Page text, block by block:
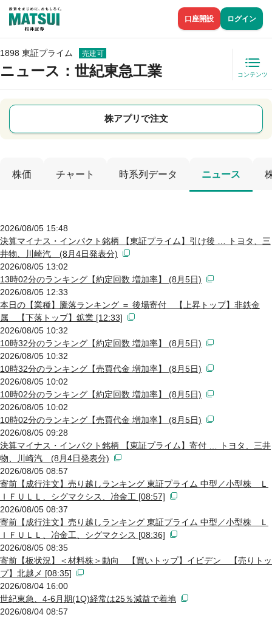
口座開設 ログイン
1898 東証プライム 売建可
ニュース ：世紀東急工業 コンテンツ
株アプリで注文
株価 チャート 時系列データ ニュース
2026/08/05 15:48
決算マイナス・インパクト銘柄 【東証プライム】引け後 … トヨタ、三
井物、川崎汽 (8月4日発表分)
2026/08/05 13:02
13時02分のランキング【約定回数 増加率】 (8月5日)
2026/08/05 12:33
本日の【業種】騰落ランキング ＝ 後場寄付 【上昇トップ】非鉄金
属 【下落トップ】鉱業 [12:33]
2026/08/05 10:32
10時32分のランキング【約定回数 増加率】 (8月5日)
2026/08/05 10:32
10時32分のランキング【売買代金 増加率】 (8月5日)
2026/08/05 10:02
10時02分のランキング【約定回数 増加率】 (8月5日)
2026/08/05 10:02
10時02分のランキング【売買代金 増加率】 (8月5日)
2026/08/05 09:28
決算マイナス・インパクト銘柄 【東証プライム】寄付 … トヨタ、三井
物、川崎汽 (8月4日発表分)
2026/08/05 08:57
寄前【成行注文】売り越しランキング 東証プライム 中型／小型株 Ｌ
ＩＦＵＬＬ、シグマクシス、冶金工 [08:57]
2026/08/05 08:37
寄前【成行注文】売り越しランキング 東証プライム 中型／小型株 Ｌ
ＩＦＵＬＬ、冶金工、シグマクシス [08:36]
2026/08/05 08:35
寄前【板状況】＜材料株＞動向 【買いトップ】イビデン 【売りトッ
プ】北越メ [08:35]
2026/08/04 16:00
世紀東急、4-6月期(1Q)経常は25％減益で着地
2026/08/04 08:57